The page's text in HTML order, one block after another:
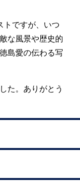
トですが、いつ
な風景や歴史的
島愛の伝わる写
た。ありがとう